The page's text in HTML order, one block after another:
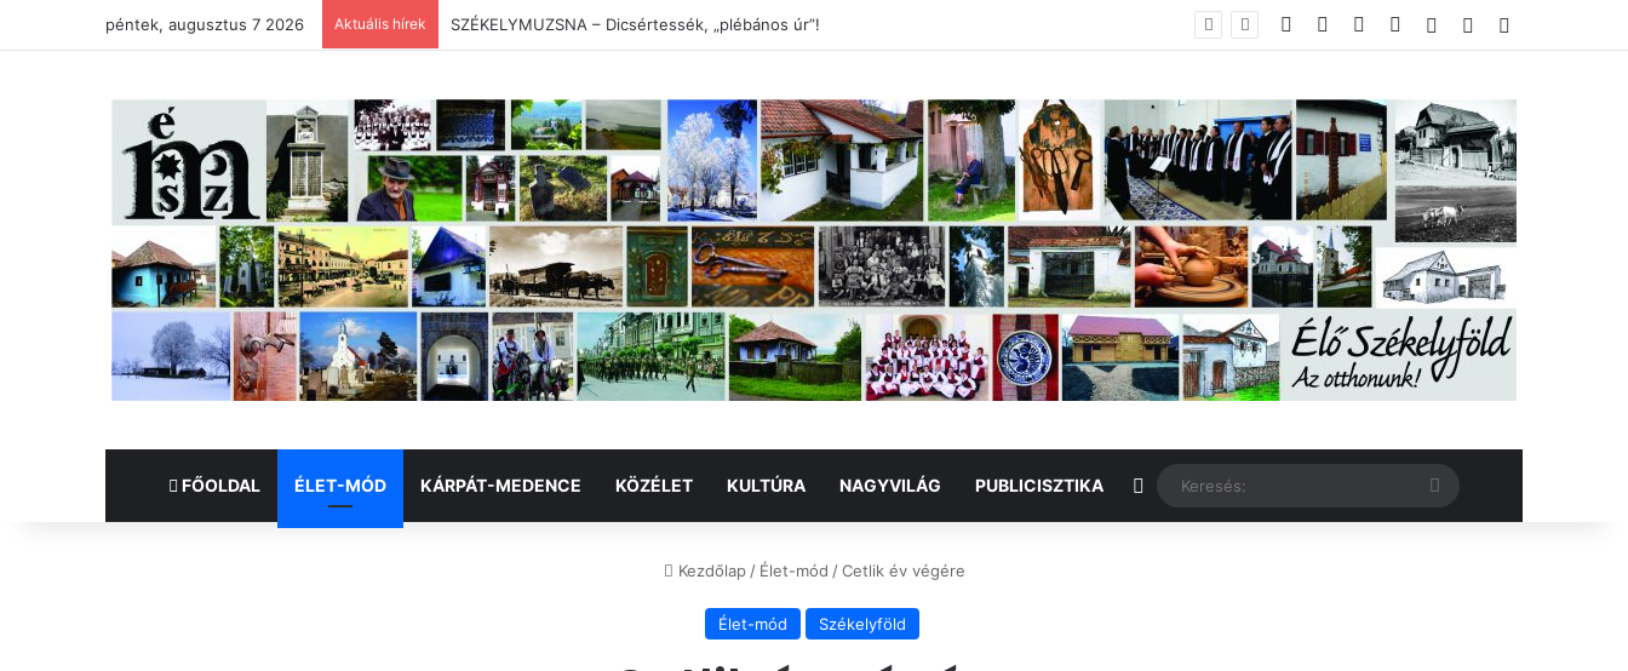
péntek, augusztus 7 2026 Aktuális hírek X. HOMORÓDMENTI NEMZETKÖZI FOTÓTÁBOR Facebook YouTubeInstagramBelépésVéletlen cikk
FŐOLDAL ÉLET-MÓD KÁRPÁT-MEDENCE KÖZÉLET KULTÚRA NAGYVILÁG PUBLICISZTIKA Véletlen cikk
Kezdőlap / Élet-mód / Cetlik év végére
Élet-mód Székelyföld